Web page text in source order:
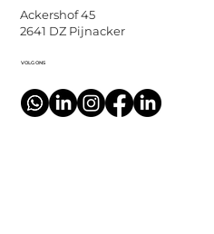
Ackershof 45
2641 DZ Pijnacker
VOLG ONS